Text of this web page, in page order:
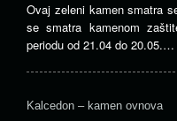
Ovaj zeleni kamen smatra
se smatra kamenom
periodu od 21.04 do 20.05.…
Kalcedon – kamen ovnova